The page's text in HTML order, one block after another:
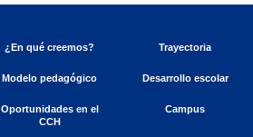
¿En qué creemos? Trayectoria
Modelo pedagógico Desarrollo escolar
Oportunidades en el
CCH
Campus